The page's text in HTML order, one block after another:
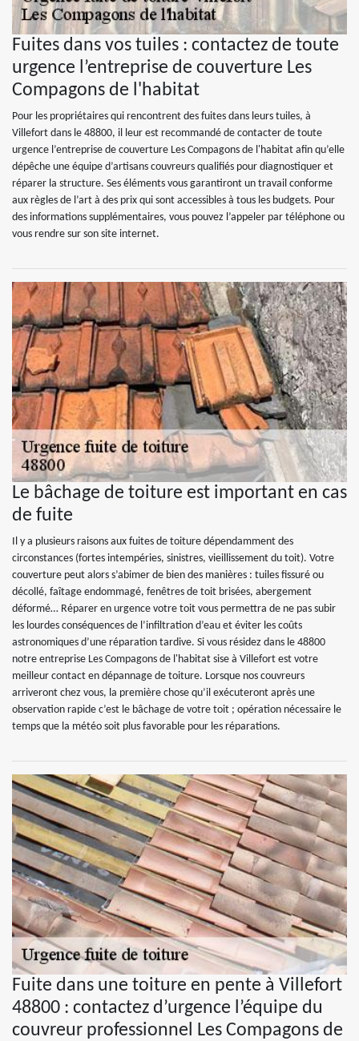
Fuites dans vos tuiles : contactez de toute
urgence l’entreprise de couverture Les
Compagons de l'habitat
Pour les propriétaires qui rencontrent des fuites dans leurs tuiles, à
Villefort dans le 48800, il leur est recommandé de contacter de toute
urgence l’entreprise de couverture Les Compagons de l'habitat afin qu’elle
dépêche une équipe d’artisans couvreurs qualifiés pour diagnostiquer et
réparer la structure. Ses éléments vous garantiront un travail conforme
aux règles de l’art à des prix qui sont accessibles à tous les budgets. Pour
des informations supplémentaires, vous pouvez l’appeler par téléphone ou
vous rendre sur son site internet.
Le bâchage de toiture est important en cas
de fuite
Il y a plusieurs raisons aux fuites de toiture dépendamment des
circonstances (fortes intempéries, sinistres, vieillissement du toit). Votre
couverture peut alors s’abimer de bien des manières : tuiles fissuré ou
décollé, faîtage endommagé, fenêtres de toit brisées, abergement
déformé… Réparer en urgence votre toit vous permettra de ne pas subir
les lourdes conséquences de l’infiltration d’eau et éviter les coûts
astronomiques d’une réparation tardive. Si vous résidez dans le 48800
notre entreprise Les Compagons de l'habitat sise à Villefort est votre
meilleur contact en dépannage de toiture. Lorsque nos couvreurs
arriveront chez vous, la première chose qu’il exécuteront après une
observation rapide c’est le bâchage de votre toit ; opération nécessaire le
temps que la météo soit plus favorable pour les réparations.
Fuite dans une toiture en pente à Villefort
48800 : contactez d’urgence l’équipe du
couvreur professionnel Les Compagons de